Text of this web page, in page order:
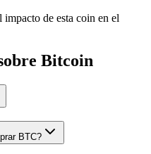
impacto de esta coin en el
Bitcoin
BTC?